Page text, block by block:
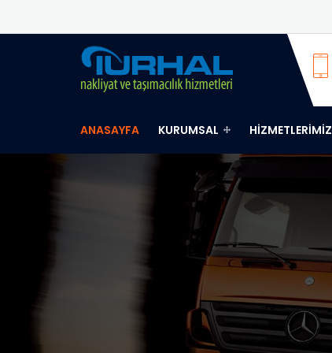
ANASAYFA KURUMSAL HIZMETLERIMIZ